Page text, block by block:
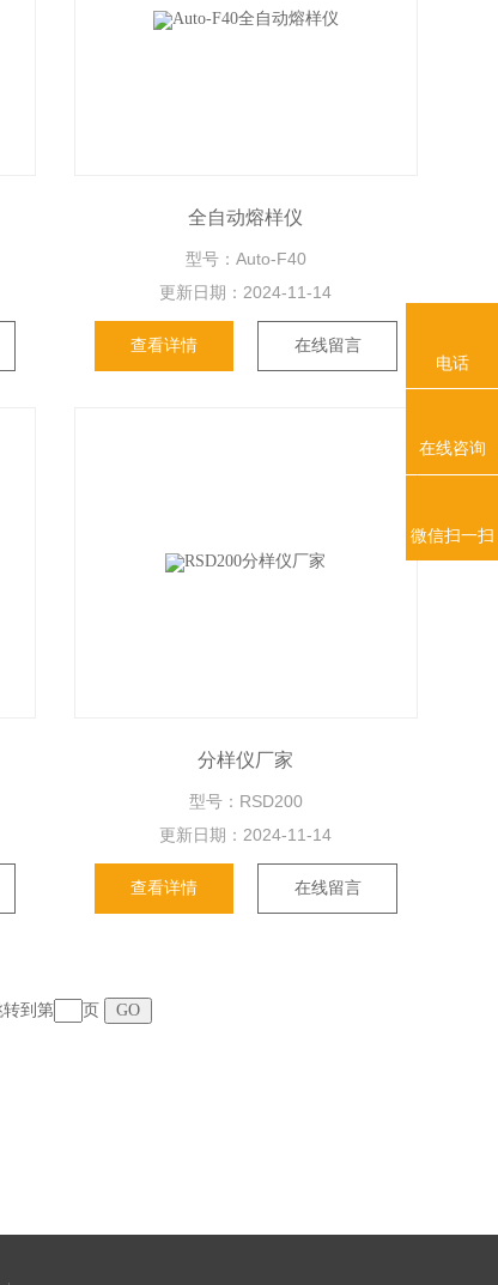
全自动熔样仪
型号：Auto-F40
更新日期： 2024-11-14
查看详情 在线留言
分样仪厂家
型号：RSD200
更新日期： 2024-11-14
查看详情 在线留言
转到第 页
电话
在线咨询
微信扫一扫